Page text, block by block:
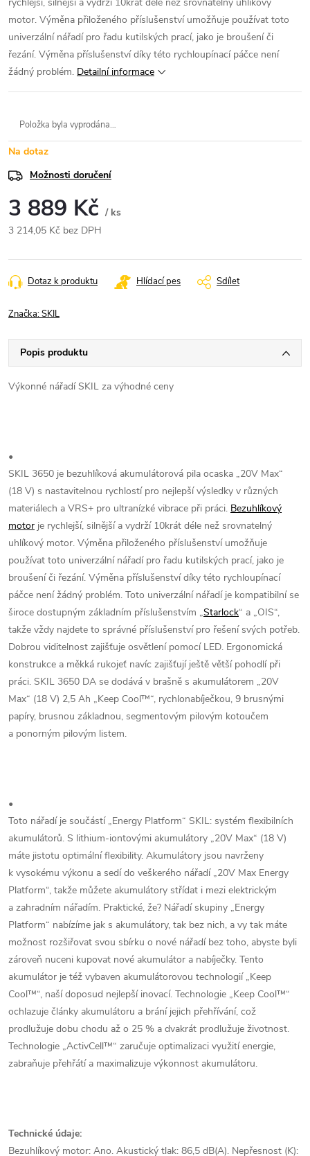
motor. Výměna přiloženého příslušenství umožňuje používat toto
univerzální nářadí pro řadu kutilských prací, jako je broušení či
řezání. Výměna příslušenství díky této rychloupínací páčce není
žádný problém. Detailní informace
Položka byla vyprodána…
Na dotaz
Možnosti doručení
3 889 Kč / ks
3 214,05 Kč bez DPH
cena:
Dotaz k produktu Hlídací pes Sdílet
Značka:SKIL
Popis produktu
Výkonné nářadí SKIL za výhodné ceny
•
SKIL 3650 je bezuhlíková akumulátorová pila ocaska „20V Max“
(18 V) s nastavitelnou rychlostí pro nejlepší výsledky v různých
materiálech a VRS+ pro ultranízké vibrace při práci. Bezuhlíkový
motor je rychlejší, silnější a vydrží 10krát déle než srovnatelný
uhlíkový motor. Výměna přiloženého příslušenství umožňuje
používat toto univerzální nářadí pro řadu kutilských prací, jako je
broušení či řezání. Výměna příslušenství díky této rychloupínací
páčce není žádný problém. Toto univerzální nářadí je kompatibilní se
široce dostupným základním příslušenstvím „Starlock“ a „OIS“,
takže vždy najdete to správné příslušenství pro řešení svých potřeb.
Dobrou viditelnost zajišťuje osvětlení pomocí LED. Ergonomická
konstrukce a měkká rukojeť navíc zajišťují ještě větší pohodlí při
práci. SKIL 3650 DA se dodává v brašně s akumulátorem „20V
Max“ (18 V) 2,5 Ah „Keep Cool™“, rychlonabíječkou, 9 brusnými
papíry, brusnou základnou, segmentovým pilovým kotoučem
a ponorným pilovým listem.
•
Toto nářadí je součástí „Energy Platform“ SKIL: systém flexibilních
akumulátorů. S lithium-iontovými akumulátory „20V Max“ (18 V)
máte jistotu optimální flexibility. Akumulátory jsou navrženy
k vysokému výkonu a sedí do veškerého nářadí „20V Max Energy
Platform“, takže můžete akumulátory střídat i mezi elektrickým
a zahradním nářadím. Praktické, že? Nářadí skupiny „Energy
Platform“ nabízíme jak s akumulátory, tak bez nich, a vy tak máte
možnost rozšiřovat svou sbírku o nové nářadí bez toho, abyste byli
zároveň nuceni kupovat nové akumulátor a nabíječky. Tento
akumulátor je též vybaven akumulátorovou technologií „Keep
Cool™“, naší doposud nejlepší inovací. Technologie „Keep Cool™“
ochlazuje články akumulátoru a brání jejich přehřívání, což
prodlužuje dobu chodu až o 25 % a dvakrát prodlužuje životnost.
Technologie „ActivCell™“ zaručuje optimalizaci využití energie,
zabraňuje přehřátí a maximalizuje výkonnost akumulátoru.
Technické údaje:
Bezuhlíkový motor: Ano. Akustický tlak: 86,5 dB(A). Nepřesnost (K):